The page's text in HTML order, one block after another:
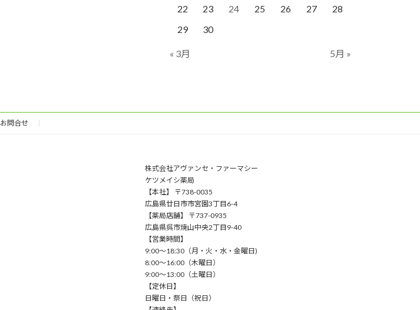
22
23 24 25 26 27
28
29
30
« 3月 5月 »
お問合せ
株式会社アヴァンセ・ファーマシー
ケツメイシ薬局
【本社】 〒738-0035
広島県廿日市市宮園3丁目6-4
【薬局店舗】 〒737-0935
広島県呉市焼山中央2丁目9-40
【営業時間】
9:00〜18:30（⽉・⽕・⽔・⾦曜⽇)
8:00〜16:00（⽊曜⽇）
9:00〜13:00（⼟曜⽇）
【定休日】
⽇曜⽇・祭⽇（祝⽇）